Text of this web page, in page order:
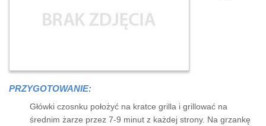
PRZYGOTOWANIE:
Główki czosnku położyć na kratce grilla i grillować na
średnim żarze przez 7-9 minut z każdej strony. Na grzankę